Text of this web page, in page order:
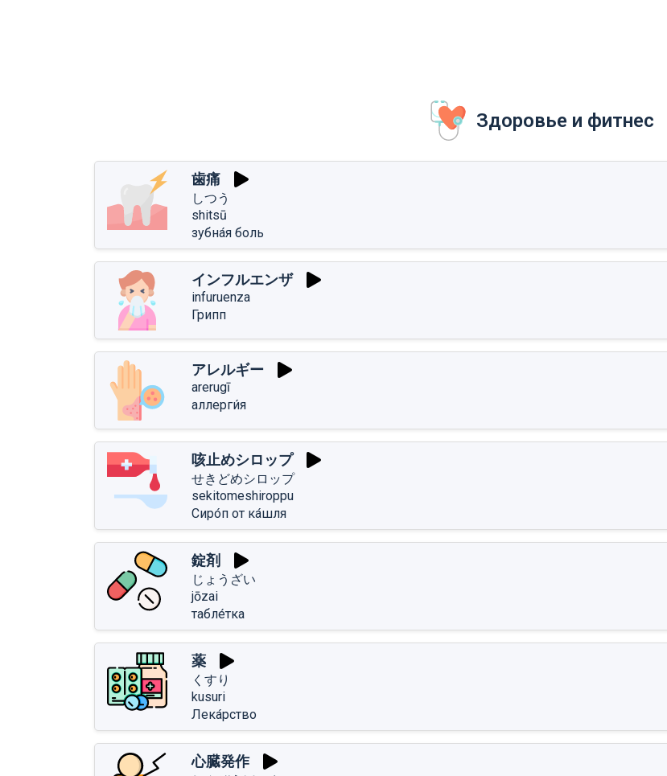
Здоровье и фитнес
歯痛
しつう
shitsū
зубна́я боль
インフルエンザ
infuruenza
Грипп
アレルギー
arerugī
аллерги́я
咳止めシロップ
せきどめシロップ
sekitomeshiroppu
Сиро́п от ка́шля
錠剤
じょうざい
jōzai
табле́тка
薬
くすり
kusuri
Лека́рство
心臓発作